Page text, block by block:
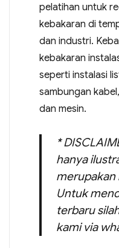
pelatihan untuk
kebakaran di
dan industri.
kebakaran
seperti instalasi
sambungan
dan mesin.
*
hanya
merupakan
Untuk
terbaru
kami via